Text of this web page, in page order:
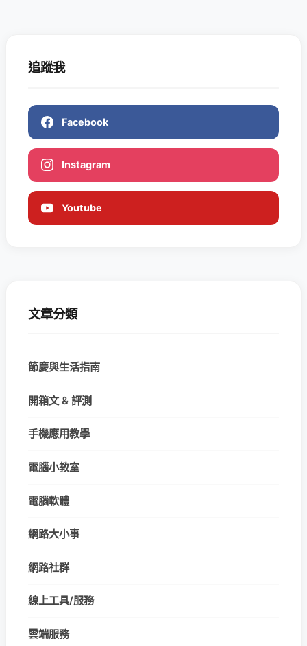
追蹤我
Facebook
Instagram
Youtube
文章分類
節慶與生活指南
開箱文 & 評測
手機應用教學
電腦小教室
電腦軟體
網路大小事
網路社群
線上工具/服務
雲端服務